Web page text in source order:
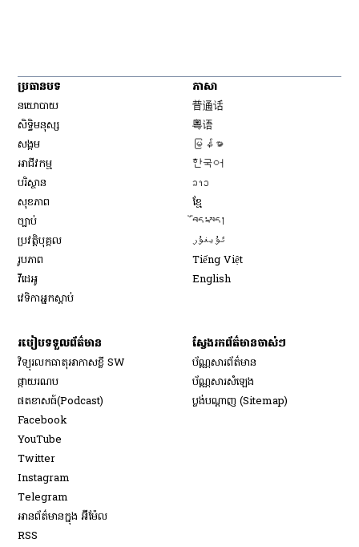
ប្រធានបទ
នយោបាយ
សិទ្ធិ​មនុស្ស
សង្គម
អាជីវកម្ម
បរិស្ថាន
សុខភាព
ច្បាប់
ប្រវត្តិបុគ្គល
រូបភាព
វីដេអូ
វេទិកា​អ្នក​ស្ដាប់
ភាសា
普通话
粤语
မြန်မာ
한국어
ລາວ
ខ្មែ
བོད་སྐད།
ئۇيغۇر
Tiếng Việt
English
របៀប​ទទួល​ព័ត៌មាន​
វិទ្យុ​រលក​ធាតុអាកាស​ខ្លី SW
​ផ្កាយ​រណប
​ផតខាសធ៍(Podcast)
Facebook
YouTube
Twitter
Instagram
Telegram
អានព័ត៌មានក្នុង អ៊ីម៉ែល
RSS
ស្វែងរកព័ត៌មានចាស់ៗ
ប័ណ្ណសារ​ព័ត៌មាន​
ប័ណ្ណសារ​សំឡេង
ប្លង់បណ្តាញ (Sitemap)